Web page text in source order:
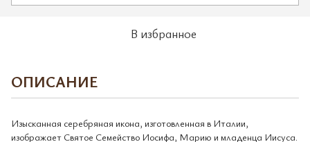
В избранное
ОПИСАНИЕ
Изысканная серебряная икона, изготовленная в Италии,
изображает Святое Семейство Иосифа, Марию и младенца Иисуса.